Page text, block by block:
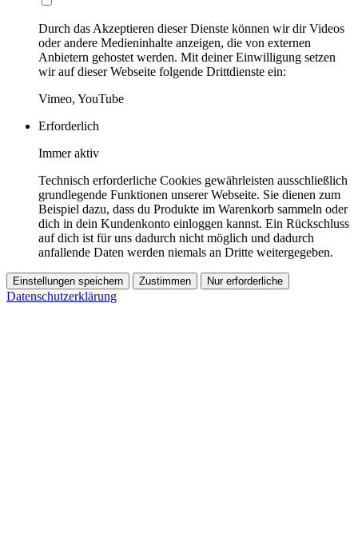
Durch das Akzeptieren dieser Dienste können wir dir Videos
oder andere Medieninhalte anzeigen, die von externen
Anbietern gehostet werden. Mit deiner Einwilligung setzen
wir auf dieser Webseite folgende Drittdienste ein:
Vimeo, YouTube
Erforderlich
Immer aktiv
Technisch erforderliche Cookies gewährleisten ausschließlich
grundlegende Funktionen unserer Webseite. Sie dienen zum
Beispiel dazu, dass du Produkte im Warenkorb sammeln oder
dich in dein Kundenkonto einloggen kannst. Ein Rückschluss
auf dich ist für uns dadurch nicht möglich und dadurch
anfallende Daten werden niemals an Dritte weitergegeben.
Einstellungen speichern Zustimmen Nur erforderliche
Datenschutzerklärung